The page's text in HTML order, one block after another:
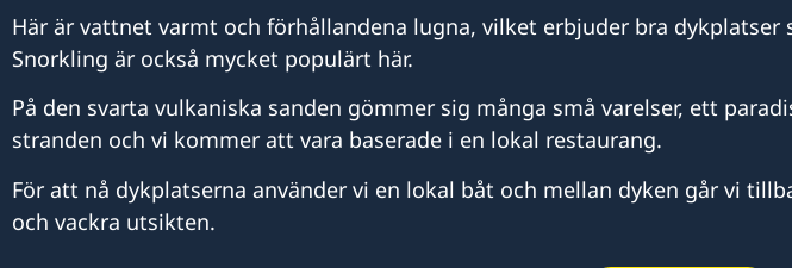
Här är vattnet varmt och förhållandena lugna, vilket erbjuder bra
Snorkling är också mycket populärt här.
På den svarta vulkaniska sanden gömmer sig många små varelser, ett
stranden och vi kommer att vara baserade i en lokal restaurang.
För att nå dykplatserna använder vi en lokal båt och mellan dyken går vi
och vackra utsikten.